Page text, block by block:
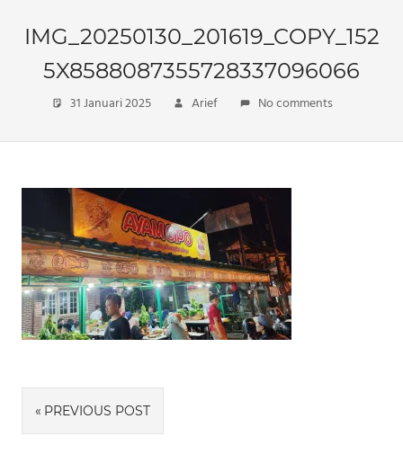
IMG_20250130_201619_COPY_152
5X8588087355728337096066
31 Januari 2025 Arief No comments
Navigasi
pos
PREVIOUS POST